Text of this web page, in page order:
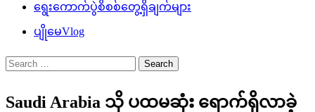
ရွေးကောက်ပွဲစိစစ်တွေ့ရှိချက်များ
ပျိုမေVlog
Search
for:
Saudi Arabia သို ပထမဆုံး ရောက်ရှိလာခဲ့